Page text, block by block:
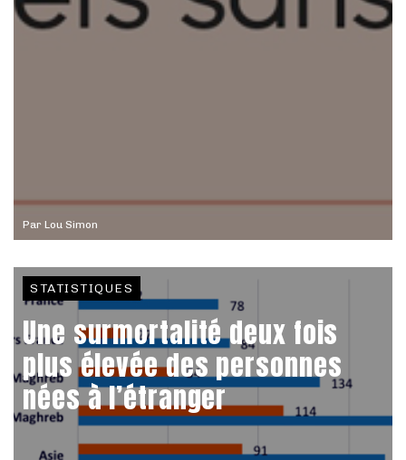
Par Lou Simon
STATISTIQUES
Une surmortalité deux fois
plus élevée des personnes
nées à l’étranger